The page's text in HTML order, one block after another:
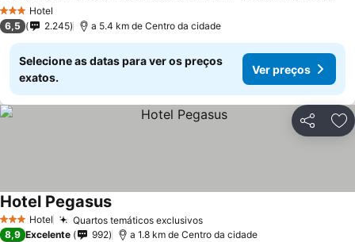
3 EstrelasHotel
6,5 2.245 a 5.4 km de Centro da cidade
Selecione as datas para ver os preços
exatos.
Ver preços
Partilhar
3 EstrelasHotel Quartos temáticos exclusivos
Hotel Pegasus
8,9 Excelente 992 a 1.8 km de Centro da cidade